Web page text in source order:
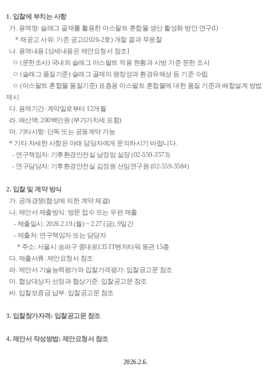
1. 입찰에 부치는 사항
가. 용역명: 슬래그 골재를 활용한 아스팔트 혼합물 생산 활성화 방안 연구(I)
* 재공고 사유: 기존 공고(2026-2호) 개찰 결과 무응찰
나. 용역내용 [상세내용은 제안요청서 참조]
ㅇ (문헌조사) 국내외 슬래그 아스팔트 적용 현황과 시방 기준 문헌 조사
ㅇ (슬래그 품질기준) 슬래그 골재의 팽창성과 환경유해성 등 기준 수립
ㅇ (아스팔트 혼합물 품질기준) 표층용 아스팔트 혼합물에 대한 품질 기준과 배합설계 방법
제시
다. 용역기간: 계약일로부터 12개월
라. 예산액: 200백만원 (부가가치세 포함)
마. 기타사항: 단독 또는 공동계약 가능
* 기타 자세한 사항은 아래 담당자에게 문의하시기 바랍니다.
- 연구책임자: 기후환경안전실 남정임 실장 (02-559-3573)
- 연구담당자: 기후환경안전실 김정원 선임연구원 (02-559-3584)
2. 입찰 및 계약 방식
가. 공개경쟁(협상에 의한 계약 체결)
나. 제안서 제출방식: 방문 접수 또는 우편 제출
- 제출일시: 2026.2.19.(월) ~ 2.27.(금), 9일간
- 제출처: 연구책임자 또는 담당자
* 주소: 서울시 송파구 중대로135 IT벤처타워 동관 15층
다. 제출서류: 제안요청서 참조
라. 제안서 기술능력평가와 입찰가격평가: 입찰공고문 참조
마. 협상대상자 선정과 협상기준: 입찰공고문 참조
바. 입찰보증금 납부: 입찰공고문 참조
3. 입찰참가자격: 입찰공고문 참조
4. 제안서 작성방법: 제안요청서 참조
2026.2.6.